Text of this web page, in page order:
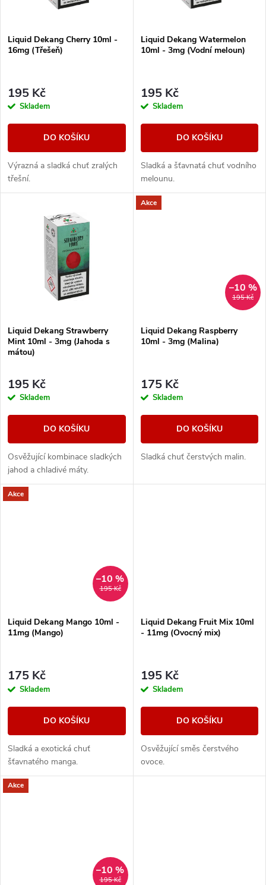
p
r
o
u
k
s
p
r
o
d
u
Liquid Dekang Cherry 10ml -
16mg (Třešeň)
195 Kč
Skladem
DO KOŠÍKU
Výrazná a sladká chuť zralých
třešní.
Liquid Dekang Watermelon
10ml - 3mg (Vodní meloun)
195 Kč
Skladem
DO KOŠÍKU
Sladká a šťavnatá chuť vodního
melounu.
Liquid Dekang Strawberry
Mint 10ml - 3mg (Jahoda s
mátou)
195 Kč
Skladem
DO KOŠÍKU
Osvěžující kombinace sladkých
jahod a chladivé máty.
Akce
195 Kč
–10 %
Liquid Dekang Raspberry
10ml - 3mg (Malina)
175 Kč
Skladem
DO KOŠÍKU
Sladká chuť čerstvých malin.
Akce
195 Kč
–10 %
Liquid Dekang Mango 10ml -
11mg (Mango)
175 Kč
Skladem
DO KOŠÍKU
Sladká a exotická chuť
šťavnatého manga.
Liquid Dekang Fruit Mix 10ml
- 11mg (Ovocný mix)
195 Kč
Skladem
DO KOŠÍKU
Osvěžující směs čerstvého
ovoce.
Akce
195 Kč
–10 %